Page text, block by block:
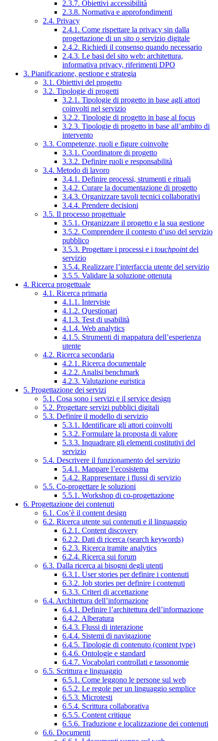
2.3.7. Obiettivi accessibilità
2.3.8. Normativa e approfondimenti
2.4. Privacy
2.4.1. Come rispettare la privacy sin dalla
progettazione di un sito o servizio digitale
2.4.2. Richiedi il consenso quando necessario
2.4.3. Le basi del sito web: architettura,
informativa privacy, riferimenti DPO
3. Pianificazione, gestione e strategia
3.1. Obiettivi del progetto
3.2. Tipologie di progetti
3.2.1. Tipologie di progetto in base agli attori
coinvolti nel servizio
3.2.2. Tipologie di progetto in base al focus
3.2.3. Tipologie di progetto in base all’ambito di
intervento
3.3. Competenze, ruoli e figure coinvolte
3.3.1. Coordinatore di progetto
3.3.2. Definire ruoli e responsabilità
3.4. Metodo di lavoro
3.4.1. Definire processi, strumenti e rituali
3.4.2. Curare la documentazione di progetto
3.4.3. Organizzare tavoli tecnici collaborativi
3.4.4. Prendere decisioni
3.5. Il processo progettuale
3.5.1. Organizzare il progetto e la sua gestione
3.5.2. Comprendere il contesto d’uso del servizio
pubblico
3.5.3. Progettare i processi e i touchpointdel
servizio
3.5.4. Realizzare l’interfaccia utente del servizio
3.5.5. Validare la soluzione ottenuta
4. Ricerca progettuale
4.1. Ricerca primaria
4.1.1. Interviste
4.1.2. Questionari
4.1.3. Test di usabilità
4.1.4. Web analytics
4.1.5. Strumenti di mappatura dell’esperienza
utente
4.2. Ricerca secondaria
4.2.1. Ricerca documentale
4.2.2. Analisi benchmark
4.2.3. Valutazione euristica
5. Progettazione dei servizi
5.1. Cosa sono i servizi e il service design
5.2. Progettare servizi pubblici digitali
5.3. Definire il modello di servizio
5.3.1. Identificare gli attori coinvolti
5.3.2. Formulare la proposta di valore
5.3.3. Inquadrare gli elementi costitutivi del
servizio
5.4. Descrivere il funzionamento del servizio
5.4.1. Mappare l’ecosistema
5.4.2. Rappresentare i flussi di servizio
5.5. Co-progettare le soluzioni
5.5.1. Workshop di co-progettazione
6. Progettazione dei contenuti
6.1. Cos’è il content design
6.2. Ricerca utente sui contenuti e il linguaggio
6.2.1. Content discovery
6.2.2. Dati di ricerca (search keywords)
6.2.3. Ricerca tramite analytics
6.2.4. Ricerca sui forum
6.3. Dalla ricerca ai bisogni degli utenti
6.3.1. User stories per definire i contenuti
6.3.2. Job stories per definire i contenuti
6.3.3. Criteri di accettazione
6.4. Architettura dell’informazione
6.4.1. Definire l’architettura dell’informazione
6.4.2. Alberatura
6.4.3. Flussi di interazione
6.4.4. Sistemi di navigazione
6.4.5. Tipologie di contenuto (content type)
6.4.6. Ontologie e standard
6.4.7. Vocabolari controllati e tassonomie
6.5. Scrittura e linguaggio
6.5.1. Come leggono le persone sul web
6.5.2. Le regole per un linguaggio semplice
6.5.3. Microtesti
6.5.4. Scrittura collaborativa
6.5.5. Content critique
6.5.6. Traduzione e localizzazione dei contenuti
6.6. Documenti